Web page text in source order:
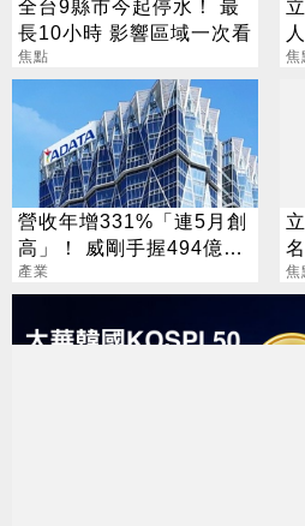
全台9縣市今起停水！ 最
長10小時 影響區域一次看
焦點 焦
營收年增331%「連5月創
高」！ 威剛手握494億庫
存：明年會更缺
產業 焦